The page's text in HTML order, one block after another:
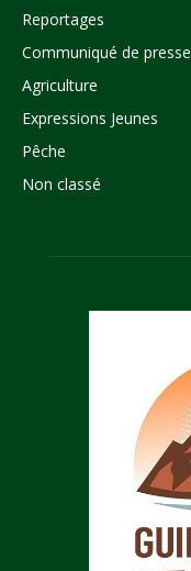
Reportages
Communiqué de presse
Agriculture
Expressions Jeunes
Pêche
Non classé